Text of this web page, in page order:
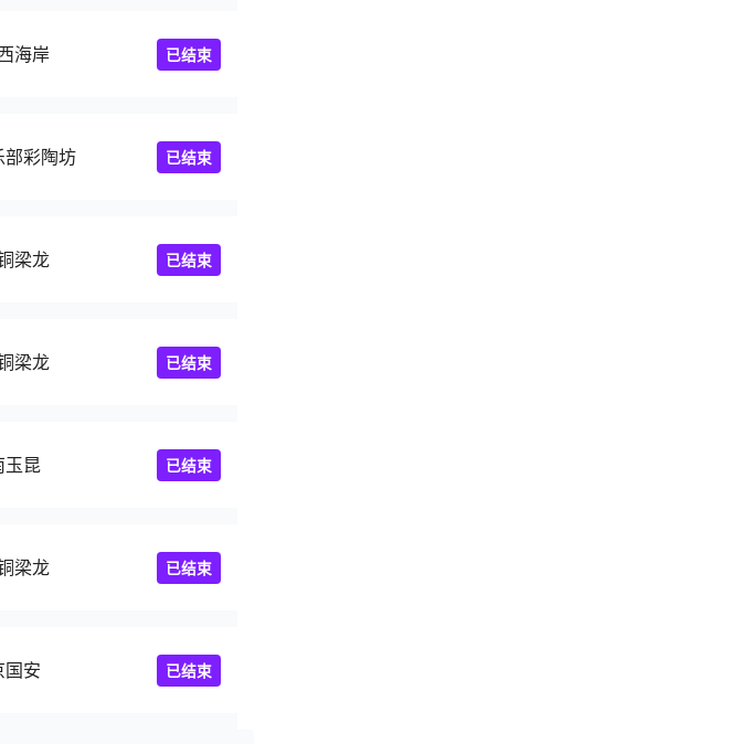
海岸 已结束
彩陶坊 已结束
梁龙 已结束
梁龙 已结束
玉昆 已结束
梁龙 已结束
国安 已结束